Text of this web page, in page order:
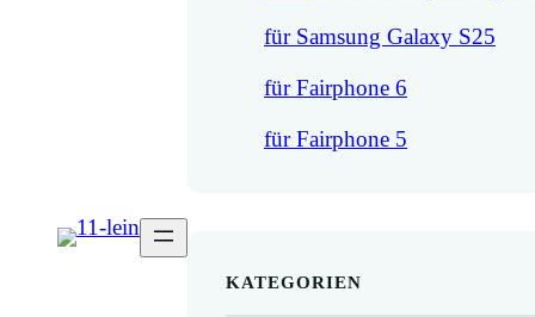
für Samsung Galaxy S25
für Fairphone 6
für Fairphone 5
KATEGORIEN